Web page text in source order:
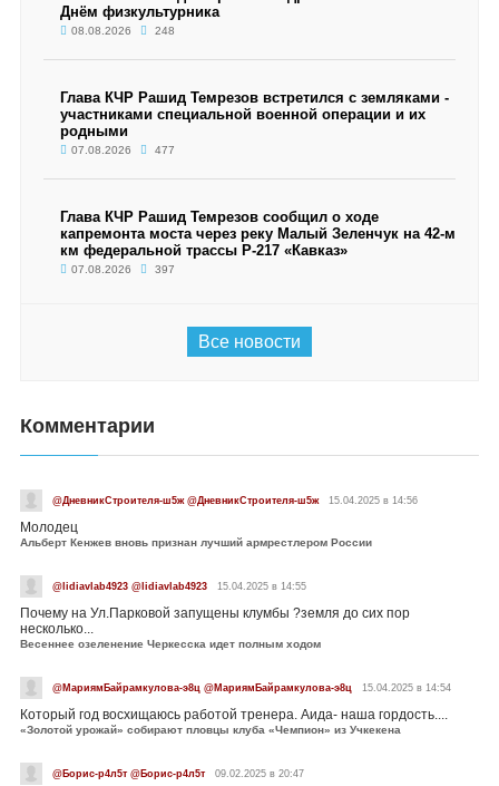
Днём физкультурника
08.08.2026 248
Глава КЧР Рашид Темрезов встретился с земляками -
участниками специальной военной операции и их
родными
07.08.2026 477
Глава КЧР Рашид Темрезов сообщил о ходе
капремонта моста через реку Малый Зеленчук на 42-м
км федеральной трассы Р-217 «Кавказ»
07.08.2026 397
Все новости
Комментарии
@ДневникСтроителя-ш5ж @ДневникСтроителя-ш5ж 15.04.2025 в 14:56
Молодец
Альберт Кенжев вновь признан лучший армрестлером России
@lidiavlab4923 @lidiavlab4923 15.04.2025 в 14:55
Почему на Ул.Парковой запущены клумбы ?земля до сих пор
несколько...
Весеннее озеленение Черкесска идет полным ходом
@МариямБайрамкулова-э8ц @МариямБайрамкулова-э8ц 15.04.2025 в 14:54
Который год восхищаюсь работой тренера. Аида- наша гордость....
«Золотой урожай» собирают пловцы клуба «Чемпион» из Учкекена
@Борис-р4л5т @Борис-р4л5т 09.02.2025 в 20:47